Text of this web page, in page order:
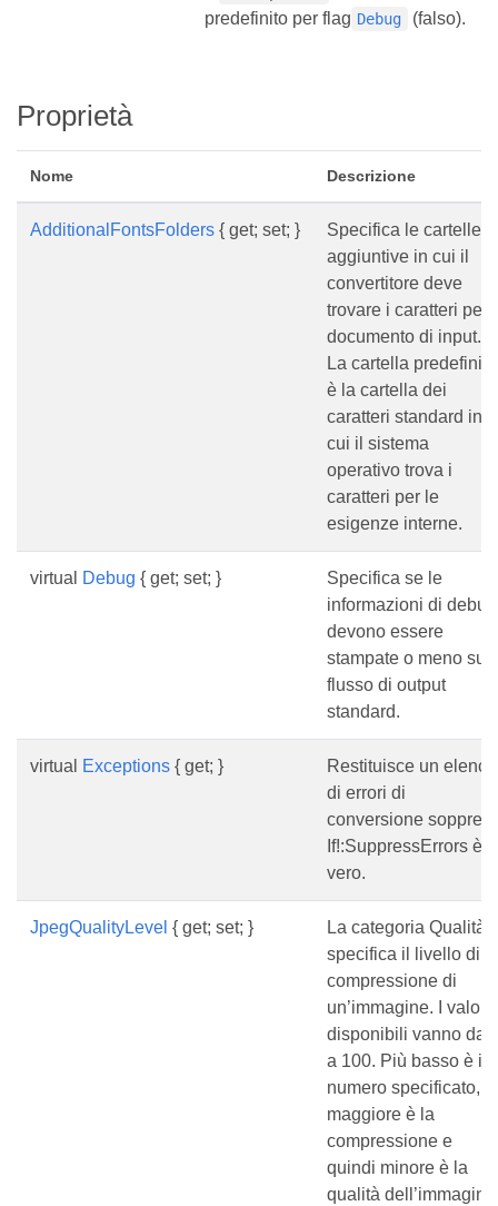
predefinito per flag Debug (falso).
Proprietà
Nome Descrizione
AdditionalFontsFolders { get; set; }
Specifica le cartelle
aggiuntive in cui il
convertitore deve
trovare i caratteri per
documento di input.
La cartella predefinita
è la cartella dei
caratteri standard in
cui il sistema
operativo trova i
caratteri per le
esigenze interne.
virtual Debug { get; set; }
Specifica se le
informazioni di debug
devono essere
stampate o meno sul
flusso di output
standard.
virtual Exceptions { get; }
Restituisce un elenco
di errori di
conversione
If!:SuppressErrors è
vero.
JpegQualityLevel { get; set; }
La categoria Qualità
specifica il livello di
compressione di
un’immagine. I valori
disponibili vanno da
a 100. Più basso è il
numero specificato,
maggiore è la
compressione e
quindi minore è la
qualità